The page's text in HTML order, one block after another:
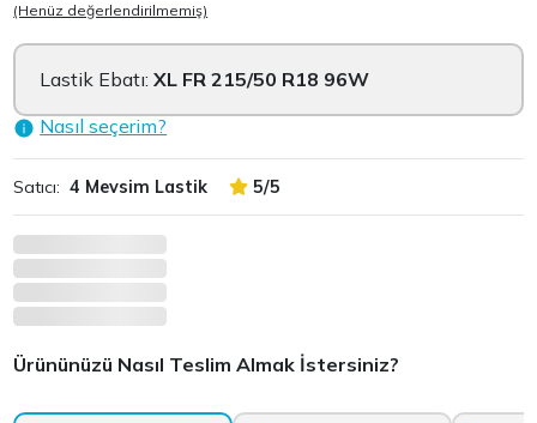
(Henüz değerlendirilmemiş)
Lastik Ebatı:XL FR 215/50 R18 96W
Nasıl seçerim?
Satıcı: 4 Mevsim Lastik 5/5
Ürününüzü Nasıl Teslim Almak İstersiniz?